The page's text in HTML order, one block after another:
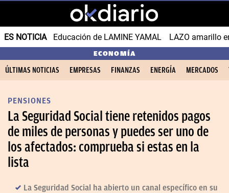
ES NOTICIA Educación de LAMINE YAMAL LAZO amarillo
ECONOMÍA
ÚLTIMAS NOTICIAS EMPRESAS FINANZAS ENERGÍA MERCADOS
PENSIONES
La Seguridad Social tiene retenidos pagos
de miles de personas y puedes ser uno de
los afectados: comprueba si estas en la
lista
La Seguridad Social ha abierto un canal específico en su